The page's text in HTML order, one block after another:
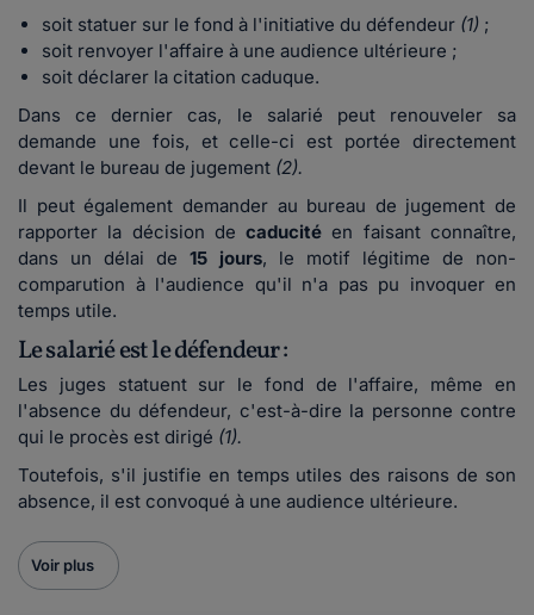
soit statuer sur le fond à l'initiative du défendeur (1) ;
soit renvoyer l'affaire à une audience ultérieure ;
soit déclarer la citation caduque.
Dans ce dernier cas, le salarié peut renouveler sa
demande une fois, et celle-ci est portée directement
devant le bureau de jugement (2).
Il peut également demander au bureau de jugement de
rapporter la décision decaducité en faisant connaître,
dans un délai de 15 jours, le motif légitime de non-
comparution à l'audience qu'il n'a pas pu invoquer en
temps utile.
Le salarié est le défendeur :
Les juges statuent sur le fond de l'affaire, même en
l'absence du défendeur, c'est-à-dire la personne contre
qui le procès est dirigé (1).
Toutefois, s'il justifie en temps utiles des raisons de son
absence, il est convoqué à une audience ultérieure.
Voir plus